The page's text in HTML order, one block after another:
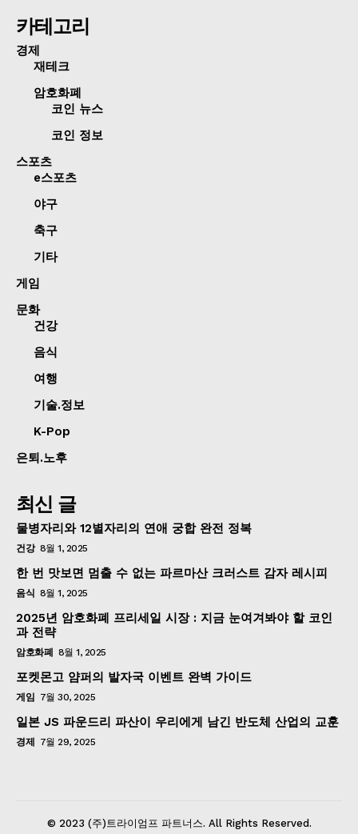
카테고리
경제
재테크
암호화폐
코인 뉴스
코인 정보
스포츠
e스포츠
야구
축구
기타
게임
문화
건강
음식
여행
기술.정보
K-Pop
은퇴.노후
최신 글
물병자리와 12별자리의 연애 궁합 완전 정복
건강 8월 1, 2025
한 번 맛보면 멈출 수 없는 파르마산 크러스트 감자 레시피
음식 8월 1, 2025
2025년 암호화폐 프리세일 시장 : 지금 눈여겨봐야 할 코인
과 전략
암호화폐 8월 1, 2025
포켓몬고 얌퍼의 발자국 이벤트 완벽 가이드
게임 7월 30, 2025
일본 JS 파운드리 파산이 우리에게 남긴 반도체 산업의 교훈
경제 7월 29, 2025
© 2023 (주)트라이엄프 파트너스. All Rights Reserved.